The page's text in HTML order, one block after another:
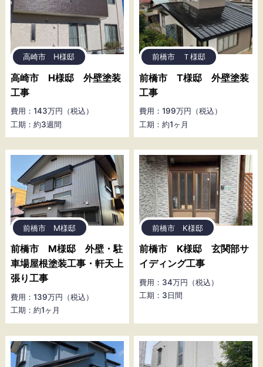
高崎市 H様邸
高崎市 H様邸 外壁塗装
工事
費用：143万円（税込）
工期：約3週間
前橋市 Ｔ様邸
前橋市 T様邸 外壁塗装
工事
費用：199万円（税込）
工期：約1ヶ月
前橋市 M様邸
前橋市 M様邸 外壁・駐
車場屋根塗装工事・軒天上
張り工事
費用：139万円（税込）
工期：約1ヶ月
前橋市 K様邸
前橋市 K様邸 玄関部サ
イディング工事
費用：34万円（税込）
工期：3日間